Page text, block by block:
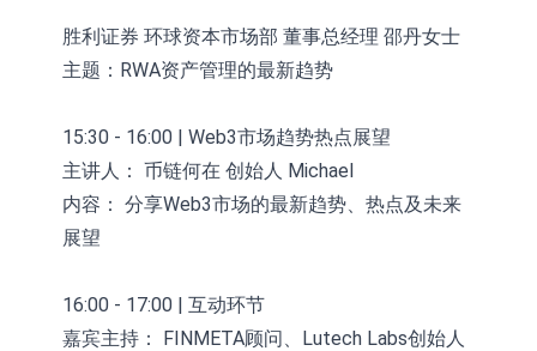
胜利证券 环球资本市场部 董事总经理 邵丹女士
主题：RWA资产管理的最新趋势
15:30 - 16:00 | Web3市场趋势热点展望
主讲人： 币链何在 创始人 Michael
内容： 分享Web3市场的最新趋势、热点及未来
展望
16:00 - 17:00 | 互动环节
嘉宾主持： FINMETA顾问、Lutech Labs创始人